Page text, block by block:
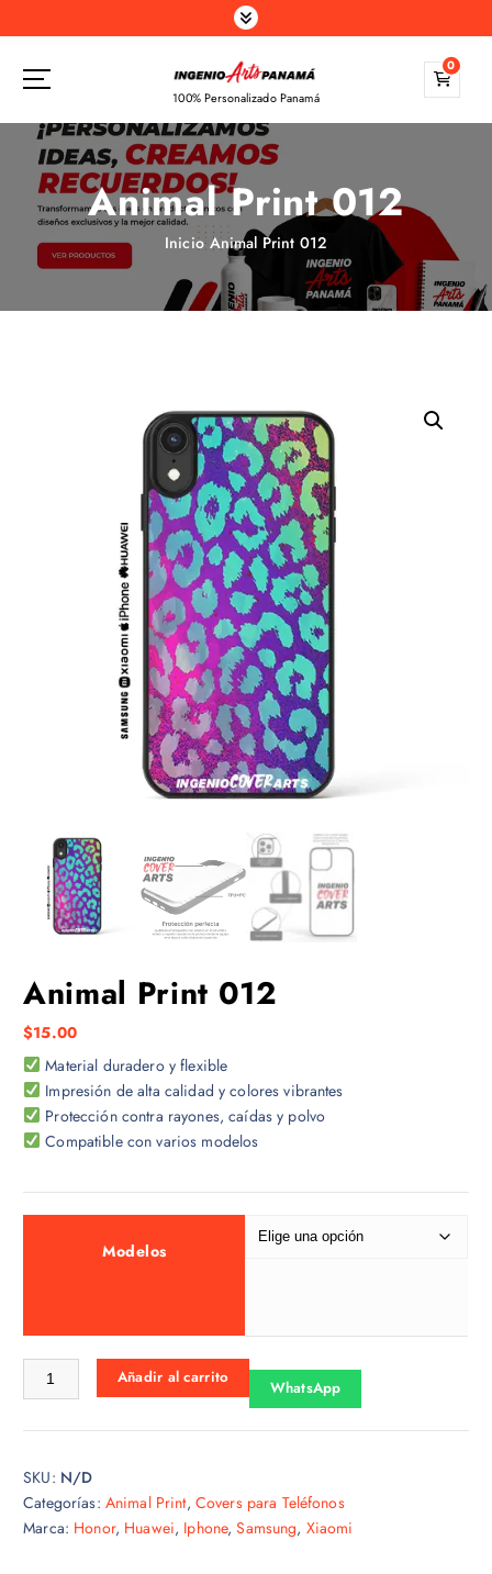
a
e
100% Personalizado Panamá
0
Animal Print 012
Inicio Animal Print 012
Animal Print 012
$15.00
Material duradero y flexible
Impresión de alta calidad y colores vibrantes
Protección contra rayones, caídas y polvo
Compatible con varios modelos
Modelos
Animal Print 012 cantidad
Añadir al carrito
WhatsApp
SKU: N/D
Categorías: Animal Print, Covers para Teléfonos
Marca: Honor, Huawei, Iphone,Samsung, Xiaomi